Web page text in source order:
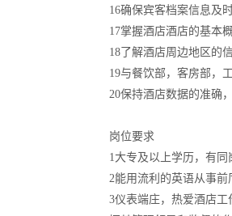
16确保宾客档案信息及
17掌握酒店酒店的基本
18了解酒店周边地区的
19与餐饮部，客房部，
20保持酒店数据的准确
岗位要求
1大专及以上学历，有
2能用流利的英语从事
3仪表端庄，热爱酒店